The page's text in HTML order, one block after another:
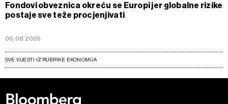
Fondovi obveznica okreću se Europi jer globalne rizike
postaje sve teže procjenjivati
06.08.2026
SVE VIJESTI IZ RUBRIKE EKONOMIJA